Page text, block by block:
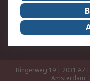
RS Group
RS wereldwijd
ESG
Bingerweg 19 | 2031 AZ
Amsterdam: